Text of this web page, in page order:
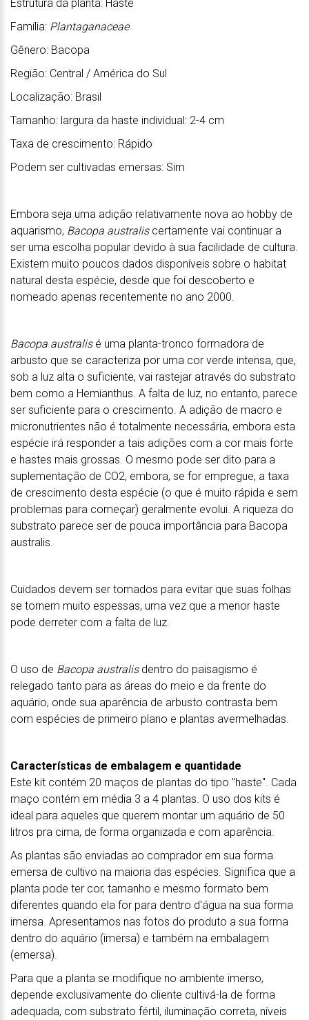
Estrutura da planta: Haste
Família: Plantaganaceae
Gênero: Bacopa
Região: Central / América do Sul
Localização: Brasil
Tamanho: largura da haste individual: 2-4 cm
Taxa de crescimento: Rápido
Podem ser cultivadas emersas: Sim
Embora seja uma adição relativamente nova ao hobby de
aquarismo, Bacopa australiscertamente vai continuar a
ser uma escolha popular devido à sua facilidade de cultura.
Existem muito poucos dados disponíveis sobre o habitat
natural desta espécie, desde que foi descoberto e
nomeado apenas recentemente no ano 2000.
Bacopa australis é uma planta-tronco formadora de
arbusto que se caracteriza por uma cor verde intensa, que,
sob a luz alta o suficiente, vai rastejar através do substrato
bem como a Hemianthus. A falta de luz, no entanto, parece
ser suficiente para o crescimento. A adição de macro e
micronutrientes não é totalmente necessária, embora esta
espécie irá responder a tais adições com a cor mais forte
e hastes mais grossas. O mesmo pode ser dito para a
suplementação de CO2, embora, se for empregue, a taxa
de crescimento desta espécie (o que é muito rápida e sem
problemas para começar) geralmente evolui. A riqueza do
substrato parece ser de pouca importância para Bacopa
australis.
Cuidados devem ser tomados para evitar que suas folhas
se tornem muito espessas, uma vez que a menor haste
pode derreter com a falta de luz.
O uso de Bacopa australisdentro do paisagismo é
relegado tanto para as áreas do meio e da frente do
aquário, onde sua aparência de arbusto contrasta bem
com espécies de primeiro plano e plantas avermelhadas.
Características de embalagem e quantidade
Este kit contém 20 maços de plantas do tipo "haste". Cada
maço contém em média 3 a 4 plantas. O uso dos kits é
ideal para aqueles que querem montar um aquário de 50
litros pra cima, de forma organizada e com aparência.
As plantas são enviadas ao comprador em sua forma
emersa de cultivo na maioria das espécies. Significa que a
planta pode ter cor, tamanho e mesmo formato bem
diferentes quando ela for para dentro d'água na sua forma
imersa. Apresentamos nas fotos do produto a sua forma
dentro do aquário (imersa) e também na embalagem
(emersa).
Para que a planta se modifique no ambiente imerso,
depende exclusivamente do cliente cultivá-la de forma
adequada, com substrato fértil, iluminação correta, níveis